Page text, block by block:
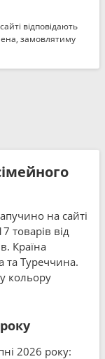
відповідають
замовлятиму
на сайті
товарів від
Країна
та Туреччина.
кольору
2026 року: